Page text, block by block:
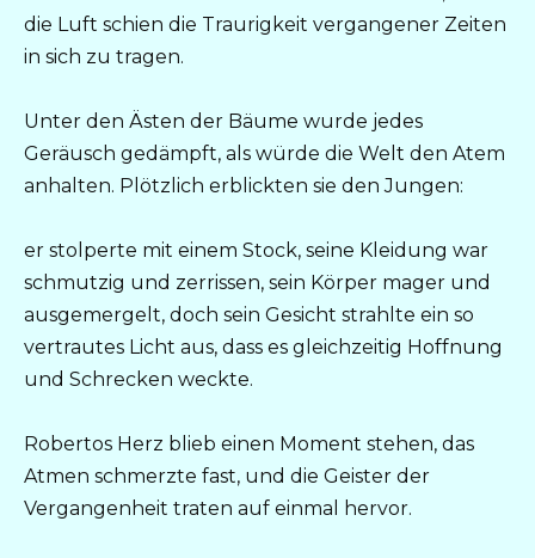
die Luft schien die Traurigkeit vergangener Zeiten
in sich zu tragen.
Unter den Ästen der Bäume wurde jedes
Geräusch gedämpft, als würde die Welt den Atem
anhalten. Plötzlich erblickten sie den Jungen:
er stolperte mit einem Stock, seine Kleidung war
schmutzig und zerrissen, sein Körper mager und
ausgemergelt, doch sein Gesicht strahlte ein so
vertrautes Licht aus, dass es gleichzeitig Hoffnung
und Schrecken weckte.
Robertos Herz blieb einen Moment stehen, das
Atmen schmerzte fast, und die Geister der
Vergangenheit traten auf einmal hervor.